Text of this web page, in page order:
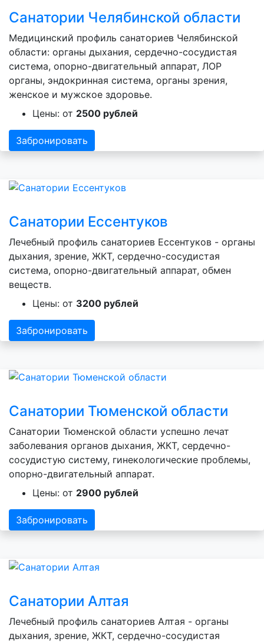
Санатории Челябинской области
Медицинский профиль санаториев Челябинской
области: органы дыхания, сердечно-сосудистая
система, опорно-двигательный аппарат, ЛОР
органы, эндокринная система, органы зрения,
женское и мужское здоровье.
Цены: от 2500 рублей
Забронировать
Санатории Ессентуков
Лечебный профиль санаториев Ессентуков - органы
дыхания, зрение, ЖКТ, сердечно-сосудистая
система, опорно-двигательный аппарат, обмен
веществ.
Цены: от 3200 рублей
Забронировать
Санатории Тюменской области
Санатории Тюменской области успешно лечат
заболевания органов дыхания, ЖКТ, сердечно-
сосудистую систему, гинекологические проблемы,
опорно-двигательный аппарат.
Цены: от 2900 рублей
Забронировать
Санатории Алтая
Лечебный профиль санаториев Алтая - органы
дыхания, зрение, ЖКТ, сердечно-сосудистая